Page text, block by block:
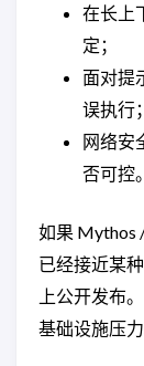
在长上
定；
面对提
误执行；
网络安
否可控。
如果 Mythos
已经接近某
上公开发布
基础设施压